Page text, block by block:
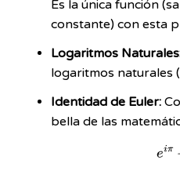
Es la única función
constante) con esta
Logaritmos
logaritmos naturales (
Identidad de Euler:
bella de las
e